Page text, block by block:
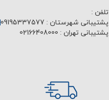
تلفن :
پشتیبانی شهرستان : 09195337577
پشتیبانی تهران : 02166408000